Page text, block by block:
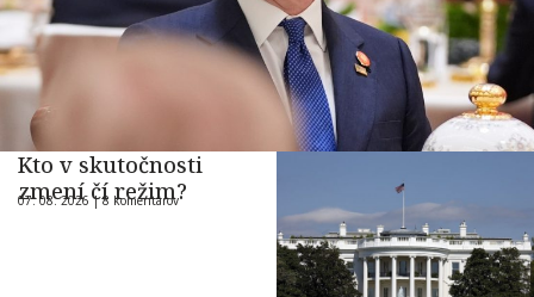
Kto v skutočnosti
zmení čí režim?
07. 08. 2026 |8 komentárov